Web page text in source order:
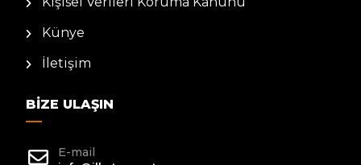
Künye
İletişim
BIZE ULAŞIN
E-mail